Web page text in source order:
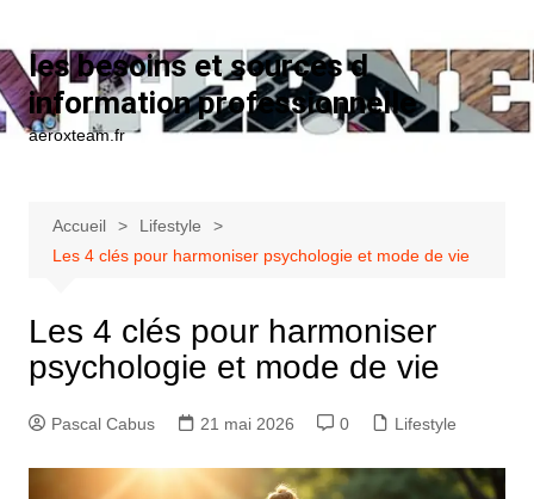
les besoins et sources d
information professionnelle
aeroxteam.fr
Accueil
Lifestyle
Les 4 clés pour harmoniser psychologie et mode de vie
Les 4 clés pour harmoniser
psychologie et mode de vie
Pascal Cabus 21 mai 2026 0 Lifestyle